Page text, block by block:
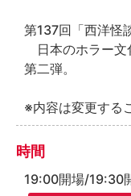
第137回「西洋怪
日本のホラー文
第二弾。
※内容は変更する
時間
19:00開場/19:30